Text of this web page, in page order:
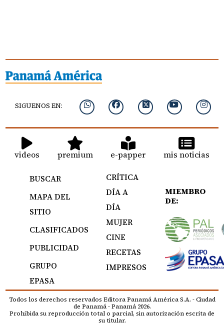
SIGUENOS EN:
videos premium e-papper mis noticias
BUSCAR
MAPA DEL
SITIO
CLASIFICADOS
PUBLICIDAD
GRUPO
EPASA
CRÍTICA
DÍA A
DÍA
MUJER
CINE
RECETAS
IMPRESOS
MIEMBRO
DE:
Todos los derechos reservados Editora Panamá América S.A. - Ciudad
de Panamá - Panamá 2026.
Prohibida su reproducción total o parcial, sin autorización escrita de
su titular.